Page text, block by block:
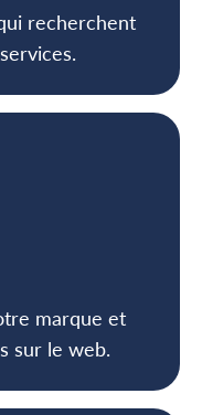
recherchent
marque et
sur le web.